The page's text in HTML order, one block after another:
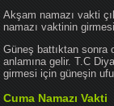
Akşam namazı vakti
namazı vaktinin
Güneş battıktan sonra
anlamına gelir. T.C
girmesi için güneşin
Cuma Namazı Vakti